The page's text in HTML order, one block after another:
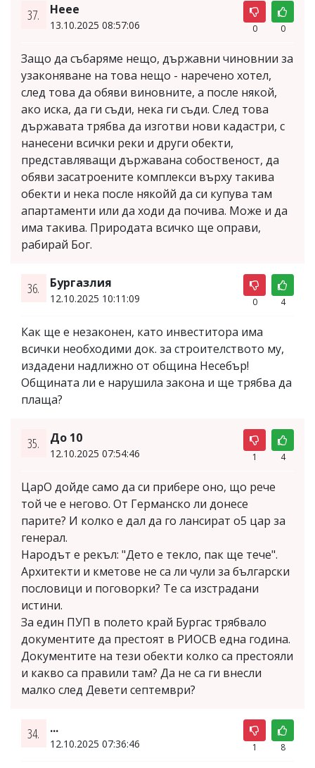
37. Неее
13.10.2025 08:57:06 0 0
Защо да събаряме нещо, държавни чиновнии за
узаконяване на това нещо - наречено хотел,
след това да обяви виновните, а после някой,
ако иска, да ги съди, нека ги съди. След това
държавата трябва да изготви нови кадастри, с
нанесени всички реки и други обекти,
представляващи държавана собоственост, да
обяви засатроените комплекси върху такива
обекти и нека после някойй да си купува там
апартаменти или да ходи да почива. Може и да
има такива. Природата всичко ще оправи,
рабирай Бог.
36. Бургазлия
12.10.2025 10:11:09 0 4
Как ще е незаконен, като инвеститора има
всички необходими док. за строителството му,
издадени надлижно от община Несебър!
Общината ли е нарушила закона и ще трябва да
плаща?
35. До 10
12.10.2025 07:54:46 1 4
ЦарО дойде само да си прибере оно, що рече
той че е негово. От Германско ли донесе
парите? И колко е дал да го лансират о5 цар за
генерал.
Народът е рекъл: "Дето е текло, пак ще тече".
Архитекти и кметове не са ли чули за български
пословици и поговорки? Те са изстрадани
истини.
За един ПУП в полето край Бургас трябвало
документите да престоят в РИОСВ една година.
Документите на тези обекти колко са престояли
и какво са правили там? Да не са ги внесли
малко след Девети септември?
34. ...
12.10.2025 07:36:46 1 8